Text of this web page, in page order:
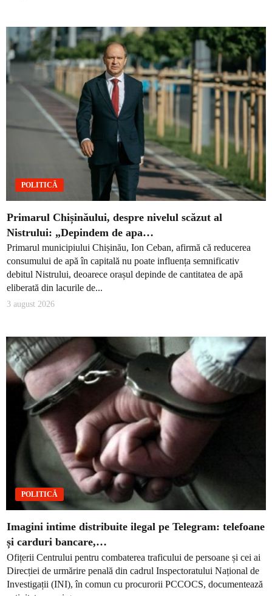
POLITICĂ
Primarul Chișinăului, despre nivelul scăzut al
Nistrului: „Depindem de apa…
Primarul municipiului Chișinău, Ion Ceban, afirmă că reducerea
consumului de apă în capitală nu poate influența semnificativ
debitul Nistrului, deoarece orașul depinde de cantitatea de apă
eliberată din lacurile de...
3 august 2026
POLITICĂ
Imagini intime distribuite ilegal pe Telegram: telefoane
și carduri bancare,…
Ofițerii Centrului pentru combaterea traficului de persoane și cei ai
Direcției de urmărire penală din cadrul Inspectoratului Național de
Investigații (INI), în comun cu procurorii PCCOCS, documentează